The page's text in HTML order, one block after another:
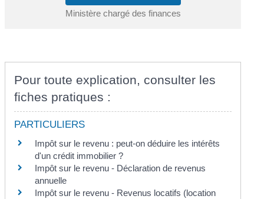
Ministère chargé des finances
Pour toute explication, consulter les
fiches pratiques :
PARTICULIERS
Impôt sur le revenu : peut-on déduire les intérêts
d'un crédit immobilier ?
Impôt sur le revenu - Déclaration de revenus
annuelle
Impôt sur le revenu - Revenus locatifs (location